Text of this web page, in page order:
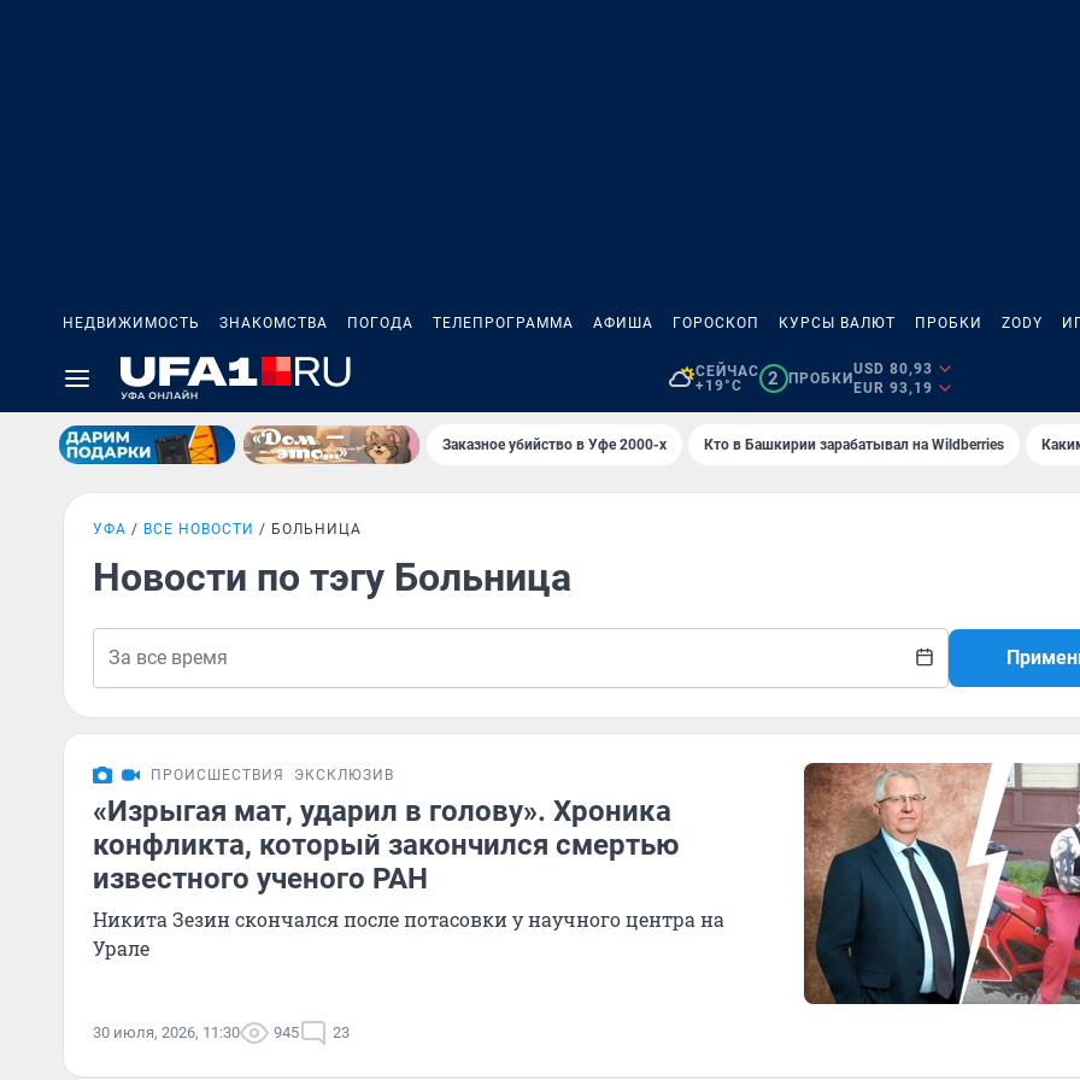
НЕДВИЖИМОСТЬ ЗНАКОМСТВА ПОГОДА ТЕЛЕПРОГРАММА АФИША ГОРОСКОП КУРСЫ ВАЛЮТ ПРОБКИ ZODY
СЕЙЧАС
+19°C
2 ПРОБКИ
USD 80,93
EUR 93,19
Заказное убийство в Уфе 2000-х Кто в Башкирии зарабатывал на Wildberries
УФА ВСЕ НОВОСТИ БОЛЬНИЦА
Новости по тэгу Больница
ПРОИСШЕСТВИЯ ЭКСКЛЮЗИВ
«Изрыгая мат, ударил в голову». Хроника
конфликта, который закончился смертью
известного ученого РАН
Никита Зезин скончался после потасовки у научного центра на
Урале
30 июля, 2026, 11:30 945 23